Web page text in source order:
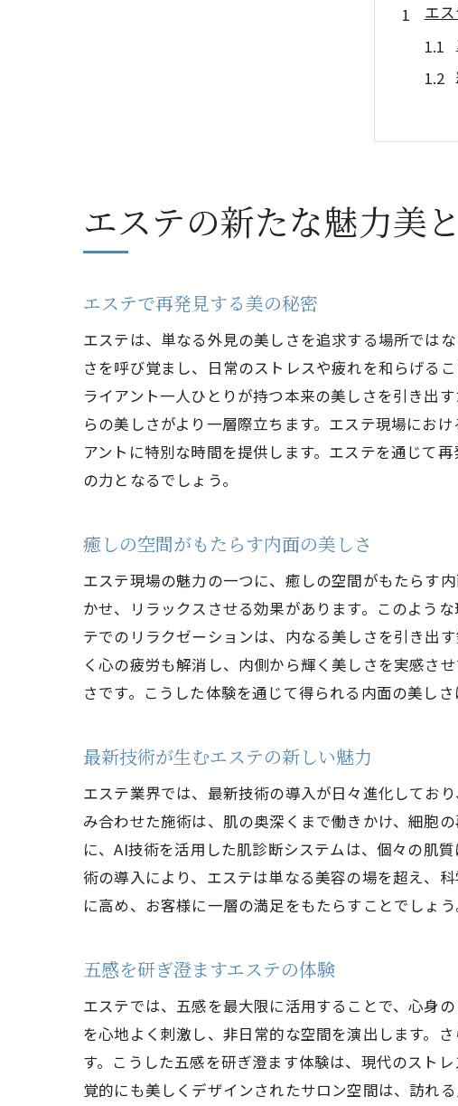
エ
プ
エ
エ
美
エステの新たな魅力美
エステで再発見する美の秘密
エステは、単なる外見の美しさを追求する場所では
さを呼び覚まし、日常のストレスや疲れを和らげる
ライアント一人ひとりが持つ本来の美しさを引き出
らの美しさがより一層際立ちます。エステ現場にお
アントに特別な時間を提供します。エステを通じて
の力となるでしょう。
癒しの空間がもたらす内面の美しさ
エステ現場の魅力の一つに、癒しの空間がもたらす
かせ、リラックスさせる効果があります。このよう
テでのリラクゼーションは、内なる美しさを引き出
く心の疲労も解消し、内側から輝く美しさを実感さ
さです。こうした体験を通じて得られる内面の美し
最新技術が生むエステの新しい魅力
エステ業界では、最新技術の導入が日々進化してお
み合わせた施術は、肌の奥深くまで働きかけ、細胞
に、AI技術を活用した肌診断システムは、個々の肌
術の導入により、エステは単なる美容の場を超え、
に高め、お客様に一層の満足をもたらすことでしょう
五感を研ぎ澄ますエステの体験
エステでは、五感を最大限に活用することで、心身
を心地よく刺激し、非日常的な空間を演出します。
す。こうした五感を研ぎ澄ます体験は、現代のスト
覚的にも美しくデザインされたサロン空間は、訪れ